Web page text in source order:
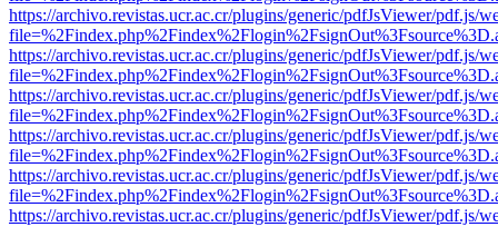
https://archivo.revistas.ucr.ac.cr/plugins/generic/pdfJsViewer/pdf.js/
https://archivo.revistas.ucr.ac.cr/plugins/generic/pdfJsViewer/pdf.js/
https://archivo.revistas.ucr.ac.cr/plugins/generic/pdfJsViewer/pdf.js/
https://archivo.revistas.ucr.ac.cr/plugins/generic/pdfJsViewer/pdf.js/
https://archivo.revistas.ucr.ac.cr/plugins/generic/pdfJsViewer/pdf.js/
https://archivo.revistas.ucr.ac.cr/plugins/generic/pdfJsViewer/pdf.js/